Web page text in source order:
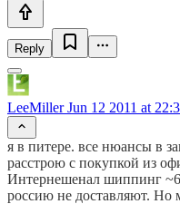
Reply
LeeMillerJun 12 2011 at
я в питере. все нюансы в
расстрою с покупкой из
Интернешенал шиппинг
россию не доставляют.